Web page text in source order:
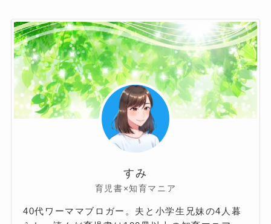
すみ
育児書×知育マニア
40代ワーママブロガー。夫と小学生兄妹の4人暮